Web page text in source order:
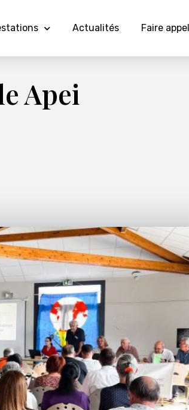
Actualités Faire
Apei